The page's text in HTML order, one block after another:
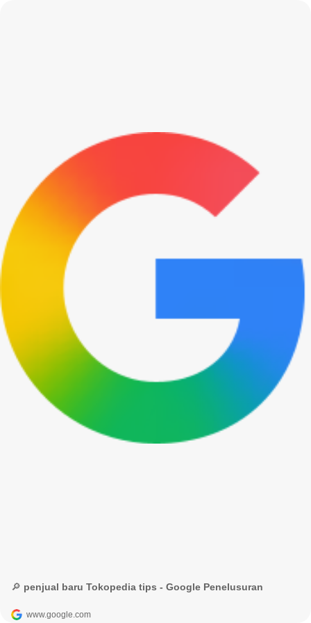
🔎 penjual baru Tokopedia tips - Google Penelusuran
www.google.com